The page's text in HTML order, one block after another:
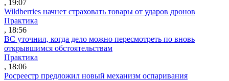
, 19:07
Wildberries начнет страховать товары от ударов дронов
Практика
, 18:56
ВС уточнил, когда дело можно пересмотреть по вновь
открывшимся обстоятельствам
Практика
, 18:06
Росреестр предложил новый механизм оспаривания